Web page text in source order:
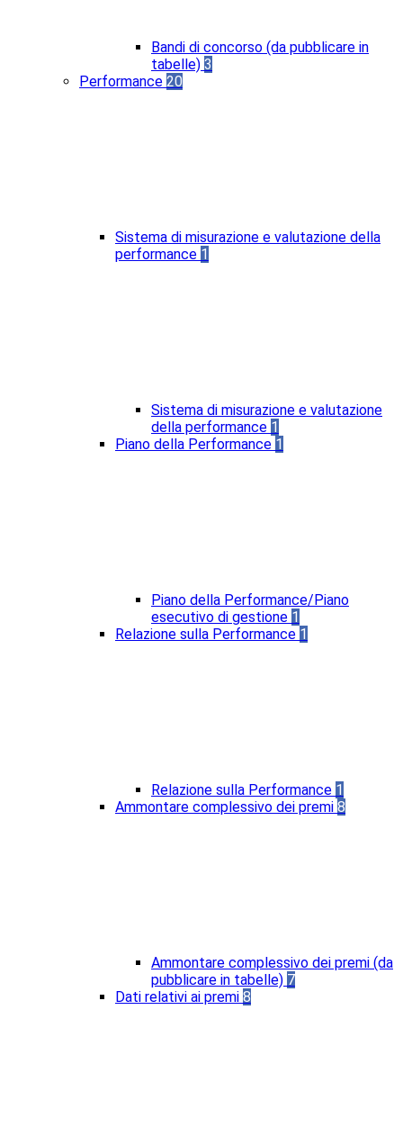
Bandi di concorso (da pubblicare in
tabelle) 3
Performance 20
Sistema di misurazione e valutazione della
performance 1
Sistema di misurazione e valutazione
della performance 1
Piano della Performance 1
Piano della Performance/Piano
esecutivo di gestione 1
Relazione sulla Performance 1
Relazione sulla Performance 1
Ammontare complessivo dei premi 8
Ammontare complessivo dei premi (da
pubblicare in tabelle) 7
Dati relativi ai premi 8